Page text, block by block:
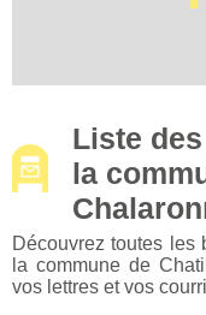
Liste
la
Découvrez toutes les
la commune de
vos lettres et vos